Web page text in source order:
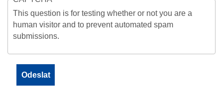
This question is for testing whether or not you are a
human visitor and to prevent automated spam
submissions.